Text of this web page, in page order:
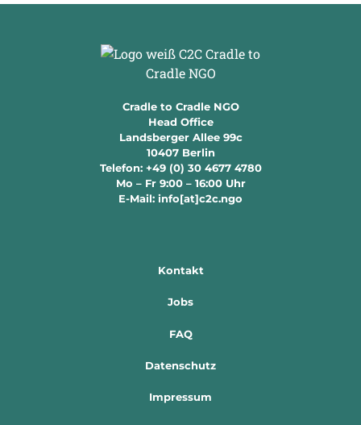
Cradle to Cradle NGO
Head Office
Landsberger Allee 99c
10407 Berlin
Telefon: +49 (0) 30 4677 4780
Mo – Fr 9:00 – 16:00 Uhr
E-Mail: info[at]c2c.ngo
Kontakt
Jobs
FAQ
Datenschutz
Impressum